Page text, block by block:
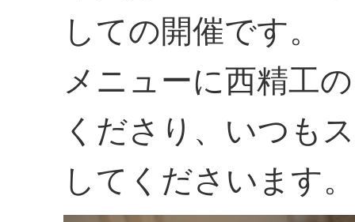
しての開催です。
メニューに西精工
くださり、いつも
してくださいます。